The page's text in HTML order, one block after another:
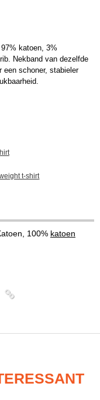
katoen, 3%
Nekband van dezelfde
een schoner, stabieler
t-shirt
100% katoen